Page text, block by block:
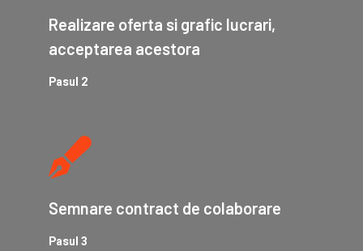
Realizare oferta si grafic lucrari,
acceptarea acestora
Pasul 2
Semnare contract de colaborare
Pasul 3